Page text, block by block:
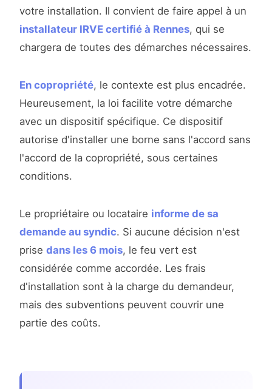
votre installation. Il convient de faire appel à un
installateur IRVE certifié à Rennes, qui se
chargera de toutes des démarches nécessaires.
En copropriété, le contexte est plus encadrée.
Heureusement, la loi facilite votre démarche
avec un dispositif spécifique. Ce dispositif
autorise d'installer une borne sans l'accord sans
l'accord de la copropriété, sous certaines
conditions.
Le propriétaire ou locataire informe de sa
demande au syndic. Si aucune décision n'est
prise dans les 6 mois, le feu vert est
considérée comme accordée. Les frais
d'installation sont à la charge du demandeur,
mais des subventions peuvent couvrir une
partie des coûts.